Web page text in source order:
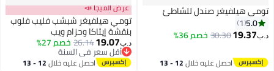
تومي هيلفيغر صندل للشاطئ
5.0
1
د.ب‏19.37
30.30خصم 36%
احصل عليه خلال 12 - 13
2
عرض الميجا 📣
تومي هيلفيغر شبشب فليب فلوب
بنقشة إيثاكا وحزام ويب
د.ب‏19.07
26.14خصم 27%
أقل سعر في السنة
أقل سعر في السنة
احصل عليه خلال 12 - 13